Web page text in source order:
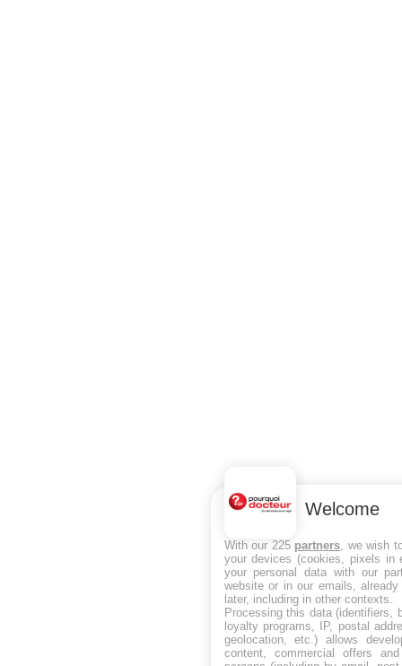
Welcome
With our 225 partners , we wish
your devices (cookies, pixels in
your personal data with our
website or in our emails,
later, including in other contexts.
Processing this data (identifiers,
loyalty programs, IP, postal
geolocation, etc.) allows
content, commercial offers